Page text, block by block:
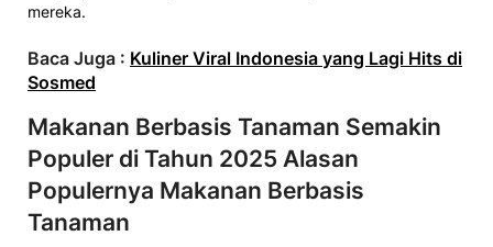
mereka.
Baca Juga : Kuliner Viral Indonesia yang Lagi Hits di
Sosmed
Makanan Berbasis Tanaman Semakin
Populer di Tahun 2025 Alasan
Populernya Makanan Berbasis
Tanaman